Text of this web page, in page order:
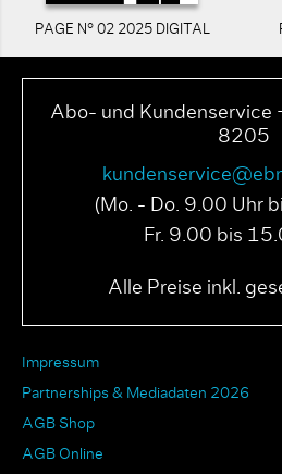
PAGE N° 02 2025 DIGITAL
Abo- und
8205
(Mo. - Do. 9.00 Uhr
Fr. 9.00 bis
Alle Preise inkl.
Impressum
Partnerships & Mediadaten 2026
AGB Shop
AGB Online